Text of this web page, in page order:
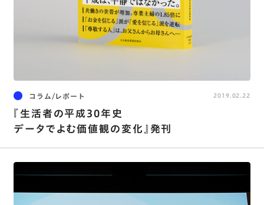
コラム/レポート
『生活者の平成30年史
データでよむ価値観の変化』発刊
2019.02.22